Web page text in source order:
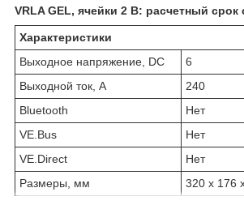
VRLA GEL, ячейки 2 В: расчетный
Характеристики
Выходное напряжение, DC
6
Выходной ток, А
240
Bluetooth
Нет
VE.Bus
Нет
VE.Direct
Нет
Размеры, мм
320 x 176